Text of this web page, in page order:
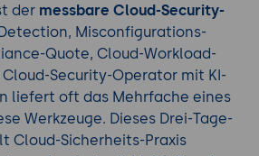
der messbare Cloud-Security-
Misconfigurations-
Quote, Cloud-Workload-
Security-Operator mit KI-
liefert oft das Mehrfache eines
Werkzeuge. Dieses Drei-Tage-
Cloud-Sicherheits-Praxis